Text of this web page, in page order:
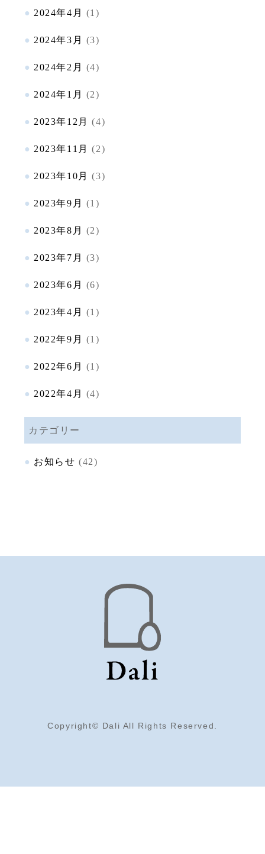
2024年4月 (1)
2024年3月 (3)
2024年2月 (4)
2024年1月 (2)
2023年12月 (4)
2023年11月 (2)
2023年10月 (3)
2023年9月 (1)
2023年8月 (2)
2023年7月 (3)
2023年6月 (6)
2023年4月 (1)
2022年9月 (1)
2022年6月 (1)
2022年4月 (4)
カテゴリー
お知らせ (42)
Copyright© Dali All Rights Reserved.